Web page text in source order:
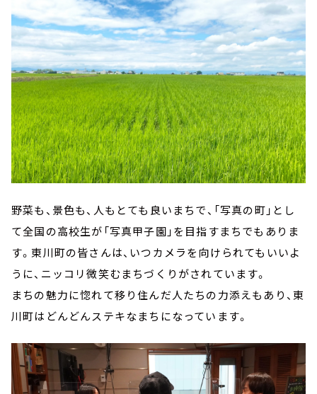
野菜も、景色も、人もとても良いまちで、「写真の町」とし
て全国の高校生が「写真甲子園」を目指すまちでもありま
す。東川町の皆さんは、いつカメラを向けられてもいいよ
うに、ニッコリ微笑むまちづくりがされています。
まちの魅力に惚れて移り住んだ人たちの力添えもあり、東
川町はどんどんステキなまちになっています。